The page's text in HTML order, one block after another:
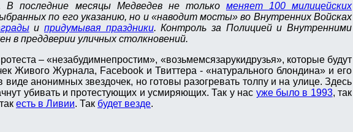
В последние месяцы Медведев не только меняет 100 милицейских
по его указанию, но и «наводит мосты» во Внутренних Войсках
ипридумывая праздники. Контроль за Полицией и Внутренними
в преддверии уличных столкновений.
– «незабудимнепростим», «возьмемсязарукидрузья», которые будут
Живого Журнала, Facebook и Твиттера - «натурального блондина» и его
виде анонимных звездочек, но готовы разогревать толпу и на улице. Здесь
убивать и протестующих и усмиряющих. Так у нас уже было в 1993, так
есть в Ливии. Так будет везде.